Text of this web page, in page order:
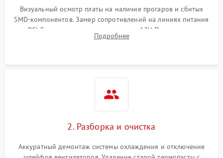
Механические повреждения
Визуальный осмотр платы на наличие прогаров и сбитых
SMD-компонентов. Замер сопротивлений на линиях питания
PCI-E и дополнительных разъемах 12V. Проверка на
короткое замыкание основных дросселей питания GPU и
Подробнее
2. Разборка и очистка
Аккуратный демонтаж системы охлаждения и отключение